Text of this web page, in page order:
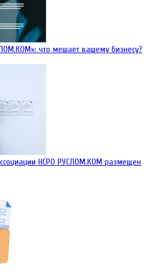
что мешает вашему бизнесу?
НСРО РУСЛОМ.КОM размещен